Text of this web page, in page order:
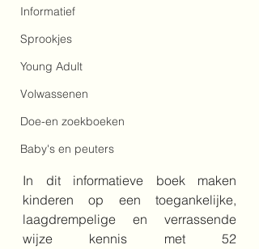
Informatief
Sprookjes
Young Adult
Volwassenen
Doe-en zoekboeken
Baby's en peuters
In dit informatieve boek maken
kinderen op een toegankelijke,
laagdrempelige en verrassende
wijze kennis met 52